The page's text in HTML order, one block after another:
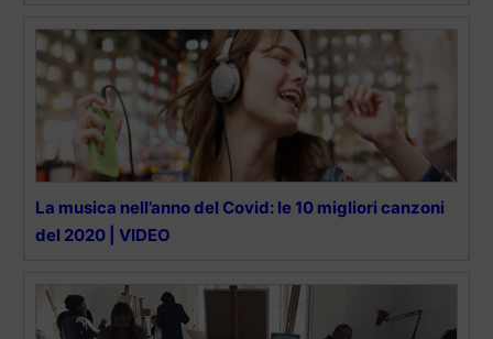
La musica nell’anno del Covid: le 10 migliori canzoni
del 2020 | VIDEO